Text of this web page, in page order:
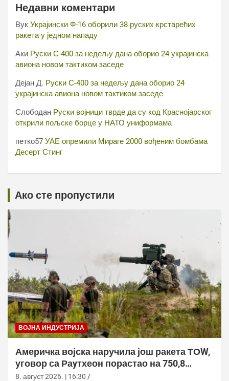
Недавни коментари
Вук Украјински Ф-16 оборили 38 руских крстарећих
ракета у једном нападу
Аки Руски С-400 за недељу дана оборио 24 украјинска
авиона новом тактиком заседе
Дејан Д. Руски С-400 за недељу дана оборио 24
украјинска авиона новом тактиком заседе
Слободан Руски војници тврде да су код Краснојарског
открили пољске борце у НАТО униформама
петко57 УАЕ опремили Мираге 2000 вођеним бомбама
Десерт Стинг
Ако сте пропустили
ВОЈНА ИНДУСТРИЈА
Америчка војска наручила још ракета ТОW,
уговор са Раyтхеон порастао на 750,8
милиона долара
8. август 2026. | 16:30